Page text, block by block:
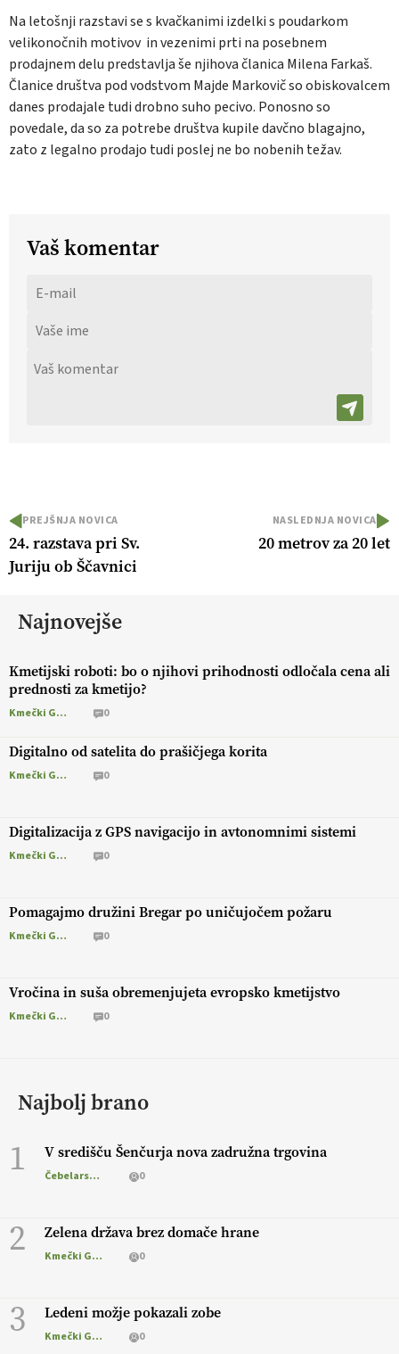
Na letošnji razstavi se s kvačkanimi izdelki s poudarkom
velikonočnih motivov in vezenimi prti na posebnem
prodajnem delu predstavlja še njihova članica Milena Farkaš.
Članice društva pod vodstvom Majde Markovič so obiskovalcem
danes prodajale tudi drobno suho pecivo. Ponosno so
povedale, da so za potrebe društva kupile davčno blagajno,
zato z legalno prodajo tudi poslej ne bo nobenih težav.
Vaš komentar
PREJŠNJA NOVICA
24. razstava pri Sv.
Juriju ob Ščavnici
NASLEDNJA NOVICA
20 metrov za 20 let
Najnovejše
Kmetijski roboti: bo o njihovi prihodnosti odločala cena ali
prednosti za kmetijo?
Kmečki Glas 0
Digitalno od satelita do prašičjega korita
Kmečki Glas 0
Digitalizacija z GPS navigacijo in avtonomnimi sistemi
Kmečki Glas 0
Pomagajmo družini Bregar po uničujočem požaru
Kmečki Glas 0
Vročina in suša obremenjujeta evropsko kmetijstvo
Kmečki Glas 0
Najbolj brano
1 V središču Šenčurja nova zadružna trgovina
Čebelarstvo 0
2 Zelena država brez domače hrane
Kmečki Glas 0
3 Ledeni možje pokazali zobe
Kmečki Glas 0